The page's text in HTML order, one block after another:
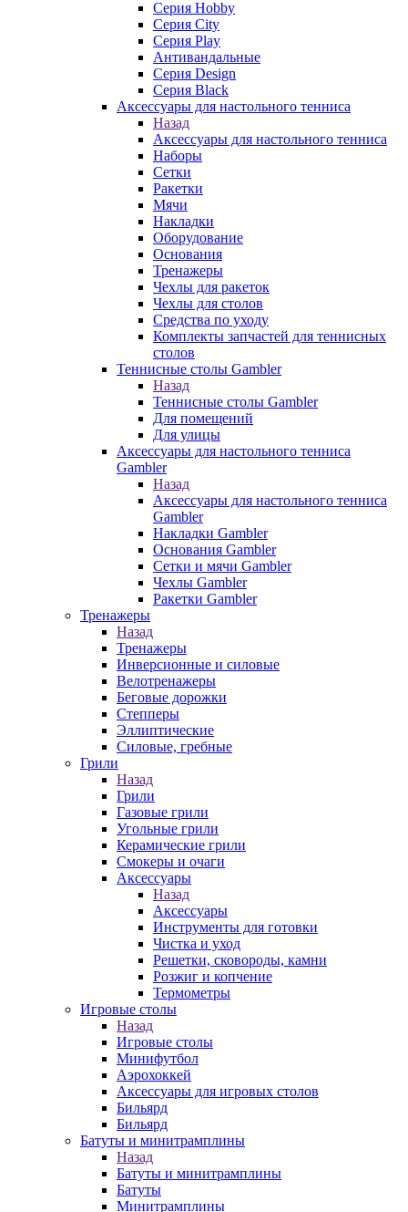
Серия Hobby
Серия City
Серия Play
Антивандальные
Серия Design
Серия Black
Аксессуары для настольного тенниса
Назад
Аксессуары для настольного тенниса
Наборы
Сетки
Ракетки
Мячи
Накладки
Оборудование
Основания
Тренажеры
Чехлы для ракеток
Чехлы для столов
Средства по уходу
Комплекты запчастей для теннисных
столов
Теннисные столы Gambler
Назад
Теннисные столы Gambler
Для помещений
Для улицы
Аксессуары для настольного тенниса
Gambler
Назад
Аксессуары для настольного тенниса
Gambler
Накладки Gambler
Основания Gambler
Сетки и мячи Gambler
Чехлы Gambler
Ракетки Gambler
Тренажеры
Назад
Тренажеры
Инверсионные и силовые
Велотренажеры
Беговые дорожки
Степперы
Эллиптические
Силовые, гребные
Грили
Назад
Грили
Газовые грили
Угольные грили
Керамические грили
Смокеры и очаги
Аксессуары
Назад
Аксессуары
Инструменты для готовки
Чистка и уход
Решетки, сковороды, камни
Розжиг и копчение
Термометры
Игровые столы
Назад
Игровые столы
Минифутбол
Аэрохоккей
Аксессуары для игровых столов
Бильяpд
Бильяpд
Батуты и минитрамплины
Назад
Батуты и минитрамплины
Батуты
Минитрамплины